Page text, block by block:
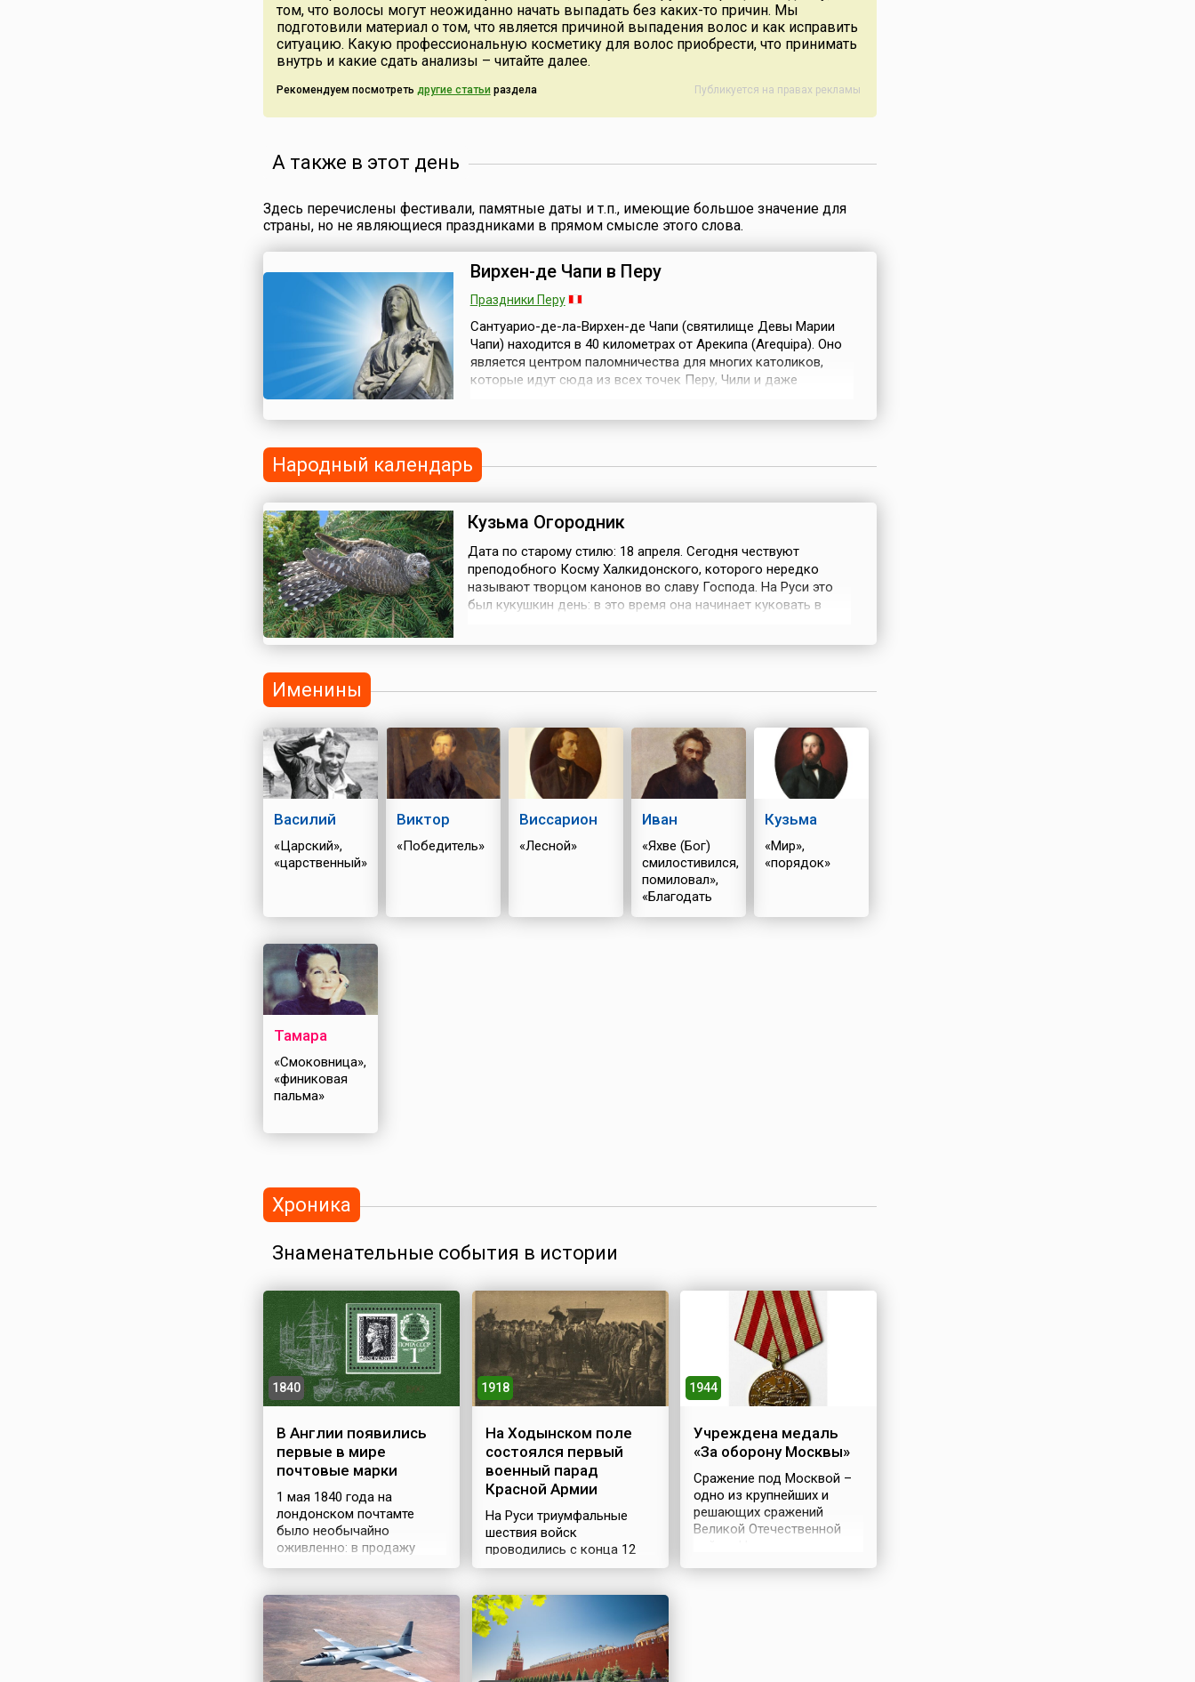
жизнь.Символикой этот
праздник связан с...
скота на летние пастбища
в первые...
Празднество Ридван,
которое Шоги Эффенди
называет «самым святым
том, что волосы могут неожиданно начать выпадать без каких-то причин. Мы
подготовили материал о том, что является причиной выпадения волос и как исправить
ситуацию. Какую профессиональную косметику для волос приобрести, что принимать
внутрь и какие сдать анализы – читайте далее.
Рекомендуем посмотреть другие статьи раздела Публикуется на правах рекламы
А также в этот день
Здесь перечислены фестивали, памятные даты и т.п., имеющие большое значение для
страны, но не являющиеся праздниками в прямом смысле этого слова.
Вирхен-де Чапи в Перу
Праздники Перу
Сантуарио-де-ла-Вирхен-де Чапи (святилище Девы Марии
Чапи) находится в 40 километрах от Арекипа (Arequipa). Оно
является центром паломничества для многих католиков,
которые идут сюда из всех точек Перу, Чили и даже
священник Хуан д...
Народный календарь
Кузьма Огородник
Дата по старому стилю: 18 апреля. Сегодня чествуют
преподобного Косму Халкидонского, которого нередко
называют творцом канонов во славу Господа. На Руси это
был кукушкин день: в это время она начинает куковать в
Именины
Василий
«Царский»,
«царственный»
Виктор
«Победитель»
Виссарион
«Лесной»
Иван
«Яхве (Бог)
смилостивился,
помиловал»,
«Благодать
Божия»
Кузьма
«Мир»,
«порядок»
Тамара
«Смоковница»,
«финиковая
пальма»
Хроника
Знаменательные события в истории
1840
В Англии появились
первые в мире
почтовые марки
1 мая 1840 года на
лондонском почтамте
было необычайно
оживленно: в продажу
поступили первые в мире
портретом королевы
Виктории. Черная стоила
один пенни, синяя – два
пенса. А с 6 мая эти марки
разрешили наклеивать на
1918
На Ходынском поле
состоялся первый
военный парад
Красной Армии
На Руси триумфальные
шествия войск
проводились с конца 12
века. Например, после
рыцарей на Чудском озере
войско Александра
Невского в полном боевом
облачении прошло по
Пскову под праздничный
1944
Учреждена медаль
«За оборону Москвы»
Сражение под Москвой –
одно из крупнейших и
решающих сражений
Великой Отечественной